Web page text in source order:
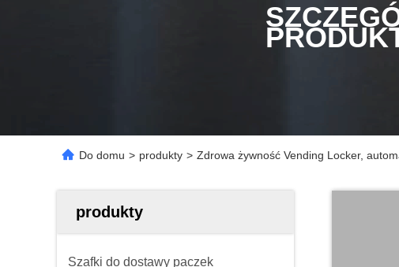
Do domu > produkty > Zdrowa żywność Vending Locker,
produkty
Szafki do dostawy paczek